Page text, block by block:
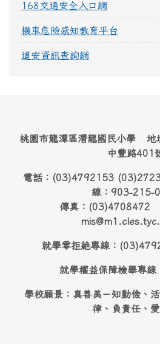
168交通安全入口網
機車危險感知教育平台
道安資訊查詢網
桃園市龍潭區潛龍國民小學 地
中豐路401
電話：(03)4792153
線：903-215-
傳真：(03)4708472
就學零拒絶專線：
就學權益保障檢舉專
學校願景：真善美－知勤儉、
律、負責任、